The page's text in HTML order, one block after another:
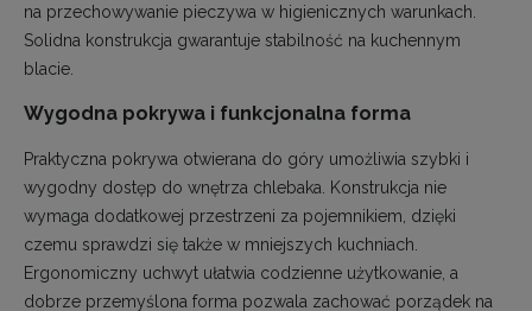
na przechowywanie pieczywa w higienicznych warunkach.
Solidna konstrukcja gwarantuje stabilność na kuchennym
blacie.
Wygodna pokrywa i funkcjonalna forma
Praktyczna pokrywa otwierana do góry umożliwia szybki i
wygodny dostęp do wnętrza chlebaka. Konstrukcja nie
wymaga dodatkowej przestrzeni za pojemnikiem, dzięki
czemu sprawdzi się także w mniejszych kuchniach.
Ergonomiczny uchwyt ułatwia codzienne użytkowanie, a
dobrze przemyślona forma pozwala zachować porządek na